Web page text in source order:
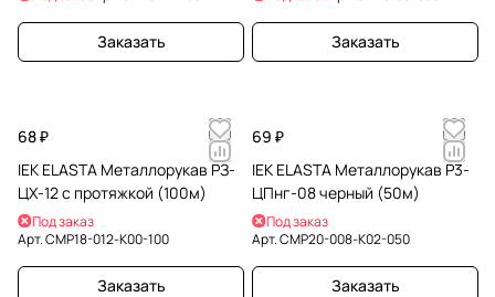
Заказать Заказать
68 ₽
IEK ELASTA Металлорукав РЗ-
ЦХ-12 с протяжкой (100м)
Под заказ
Арт.CMP18-012-K00-100
Заказать
69 ₽
IEK ELASTA Металлорукав Р3-
ЦПнг-08 черный (50м)
Под заказ
Арт.CMP20-008-K02-050
Заказать